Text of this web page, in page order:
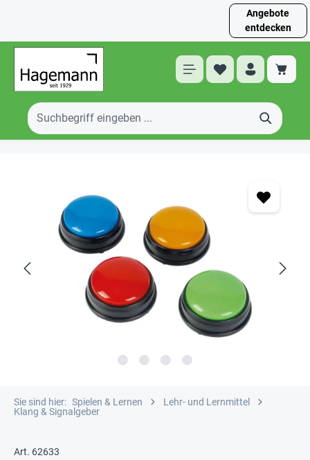
Angebote
entdecken
Sie sind hier: Spielen & Lernen
Lehr- und Lernmittel
Klang & Signalgeber
Art. 62633